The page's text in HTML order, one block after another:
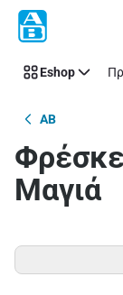
Παράλειψη
Eshop
AB
Μαγιά